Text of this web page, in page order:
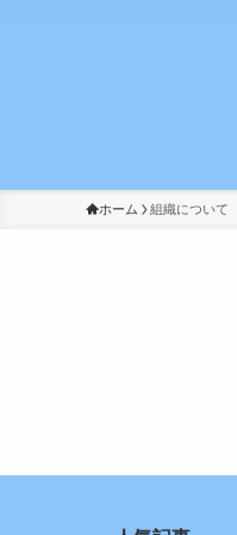
ホーム 組織について